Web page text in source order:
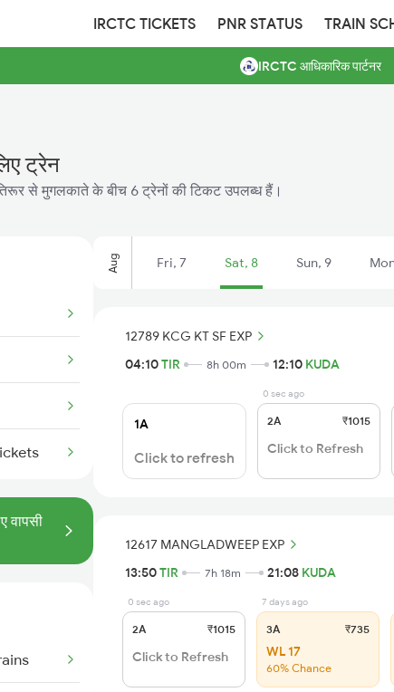
IRCTC TICKETS PNR STATUS TRAIN
IRCTC आधिकारिक पार्टनर
ट्रेन
से मुगलकाते के बीच 6 ट्रेनों की टिकट उपलब्ध हैं।
वापसी
Aug Fri, 7 Sat, 8 Sun, 9
12789 KCG KT SF EXP
04:10TIR 8h 00m 12:10 KUDA
1A
Click to refresh
0 sec ago
2A ₹1015
Click to Refresh
12617 MANGLADWEEP EXP
13:50TIR 7h 18m 21:08 KUDA
0 sec ago
2A ₹1015
Click to Refresh
7 days ago
3A ₹735
WL 17
60% Chance